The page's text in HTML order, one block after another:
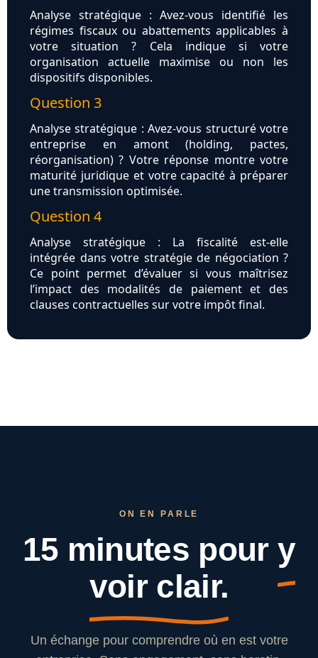
Analyse stratégique : Avez-vous identifié les
régimes fiscaux ou abattements applicables à
votre situation ? Cela indique si votre
organisation actuelle maximise ou non les
dispositifs disponibles.
Question 3
Analyse stratégique : Avez-vous structuré votre
entreprise en amont (holding, pactes,
réorganisation) ? Votre réponse montre votre
maturité juridique et votre capacité à préparer
une transmission optimisée.
Question 4
Analyse stratégique : La fiscalité est-elle
intégrée dans votre stratégie de négociation ?
Ce point permet d’évaluer si vous maîtrisez
l’impact des modalités de paiement et des
clauses contractuelles sur votre impôt final.
ON EN PARLE
15 minutes pour y
voir clair.
Un échange pour comprendre où en est votre